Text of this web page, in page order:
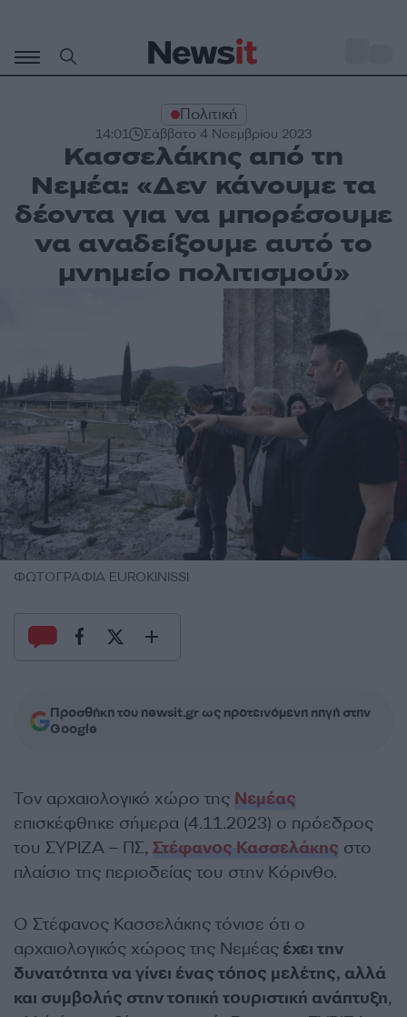
περιεχόμενο
Πολιτική
14:01 Σάββατο 4 Νοεμβρίου 2023
Κασσελάκης από τη
Νεμέα: «Δεν κάνουμε τα
δέοντα για να μπορέσουμε
να αναδείξουμε αυτό το
μνημείο πολιτισμού»
ΦΩΤΟΓΡΑΦΙΑ EUROKINISSI
Προσθήκη του newsit.gr ως προτεινόμενη πηγή στην
Google
Τον αρχαιολογικό χώρο της Νεμέας
επισκέφθηκε σήμερα (4.11.2023) ο πρόεδρος
του ΣΥΡΙΖΑ – ΠΣ, Στέφανος Κασσελάκης στο
πλαίσιο της περιοδείας του στην Κόρινθο.
Ο Στέφανος Κασσελάκης τόνισε ότι ο
αρχαιολογικός χώρος της Νεμέας έχει την
δυνατότητα να γίνει ένας τόπος μελέτης, αλλά
και συμβολής στην τοπική τουριστική ανάπτυξη,